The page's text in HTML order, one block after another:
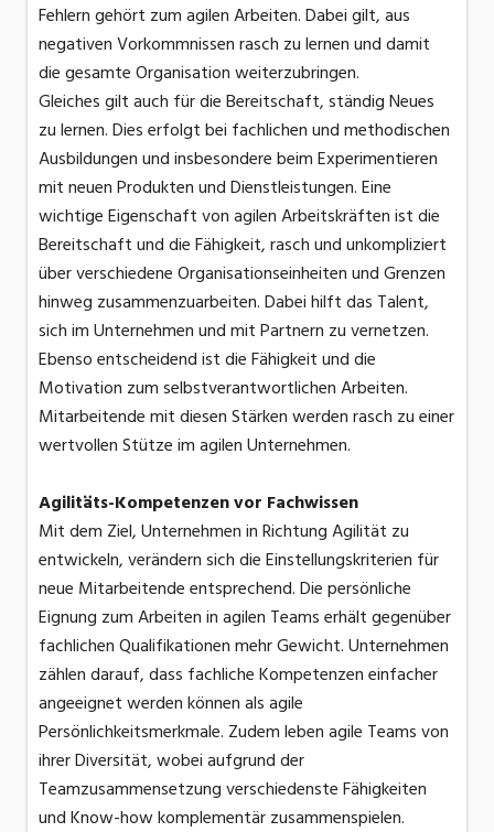
Fehlern gehört zum agilen Arbeiten. Dabei gilt, aus
negativen Vorkommnissen rasch zu lernen und damit
die gesamte Organisation weiterzubringen.
Gleiches gilt auch für die Bereitschaft, ständig Neues
zu lernen. Dies erfolgt bei fachlichen und methodischen
Ausbildungen und insbesondere beim Experimentieren
mit neuen Produkten und Dienstleistungen. Eine
wichtige Eigenschaft von agilen Arbeitskräften ist die
Bereitschaft und die Fähigkeit, rasch und unkompliziert
über verschiedene Organisationseinheiten und Grenzen
hinweg zusammenzuarbeiten. Dabei hilft das Talent,
sich im Unternehmen und mit Partnern zu vernetzen.
Ebenso entscheidend ist die Fähigkeit und die
Motivation zum selbstverantwortlichen Arbeiten.
Mitarbeitende mit diesen Stärken werden rasch zu einer
wertvollen Stütze im agilen Unternehmen.
Agilitäts-Kompetenzen vor Fachwissen
Mit dem Ziel, Unternehmen in Richtung Agilität zu
entwickeln, verändern sich die Einstellungskriterien für
neue Mitarbeitende entsprechend. Die persönliche
Eignung zum Arbeiten in agilen Teams erhält gegenüber
fachlichen Qualifikationen mehr Gewicht. Unternehmen
zählen darauf, dass fachliche Kompetenzen einfacher
angeeignet werden können als agile
Persönlichkeitsmerkmale. Zudem leben agile Teams von
ihrer Diversität, wobei aufgrund der
Teamzusammensetzung verschiedenste Fähigkeiten
und Know-how komplementär zusammenspielen.